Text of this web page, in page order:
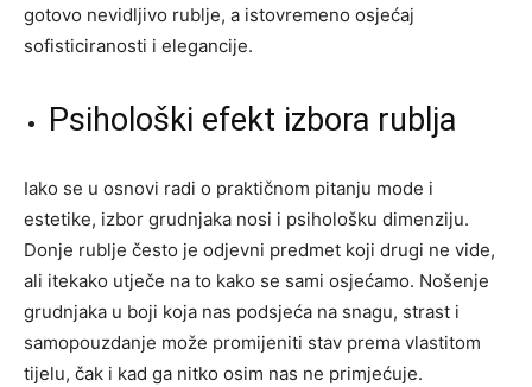
gotovo nevidljivo rublje, a istovremeno osjećaj
sofisticiranosti i elegancije.
Psihološki efekt izbora rublja
Iako se u osnovi radi o praktičnom pitanju mode i
estetike, izbor grudnjaka nosi i psihološku dimenziju.
Donje rublje često je odjevni predmet koji drugi ne vide,
ali itekako utječe na to kako se sami osjećamo. Nošenje
grudnjaka u boji koja nas podsjeća na snagu, strast i
samopouzdanje može promijeniti stav prema vlastitom
tijelu, čak i kad ga nitko osim nas ne primjećuje.